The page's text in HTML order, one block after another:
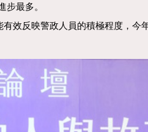
步最多。
效反映警政人員的積極程度，今